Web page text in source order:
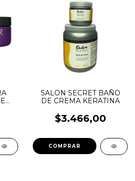
SALON SECRET BAÑO
DE CREMA KERATINA
$3.466,00
COMPRAR